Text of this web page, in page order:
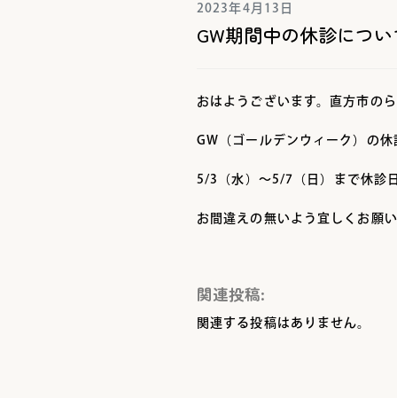
2023年4月13日
GW期間中の休診につい
おはようございます。直方市の
GW（ゴールデンウィーク）の休
5/3（水）～5/7（日）まで休診
お間違えの無いよう宜しくお願い
関連投稿:
関連する投稿はありません。